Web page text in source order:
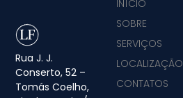
Rua J. J.
Conserto, 52 –
Tomás Coelho,
INÍCIO
SOBRE
SERVIÇOS
LOCALIZAÇÃO
CONTATOS